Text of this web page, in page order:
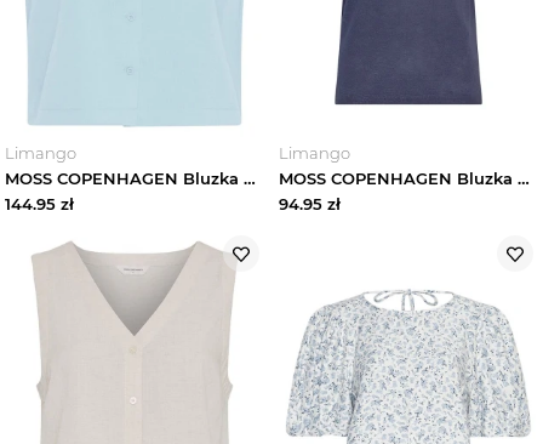
Limango
MOSS COPENHAGEN Bluzka w kolorze błękitnym rozmiar: XL
144.95 zł
Limango
MOSS COPENHAGEN Bluzka w kolorze granatowym rozmiar: L / XL
94.95 zł